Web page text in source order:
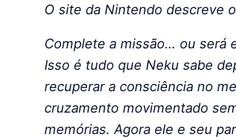
O site da Nintendo descreve
Complete a missão… ou será
Isso é tudo que Neku sabe
recuperar a consciência no
cruzamento movimentado
memórias. Agora ele e seu